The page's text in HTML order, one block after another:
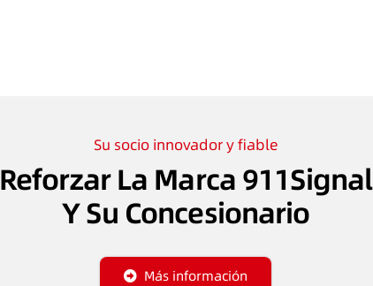
Su socio innovador y fiable
Reforzar La Marca 911Signal
Y Su Concesionario
Más información